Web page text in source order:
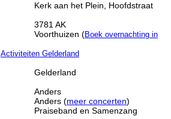
Kerk aan het Plein, Hoofdstraat
3781 AK
Voorthuizen (Boek overnachting in
Activiteiten Gelderland
Gelderland
Anders
Anders (meer concerten)
Praiseband en Samenzang